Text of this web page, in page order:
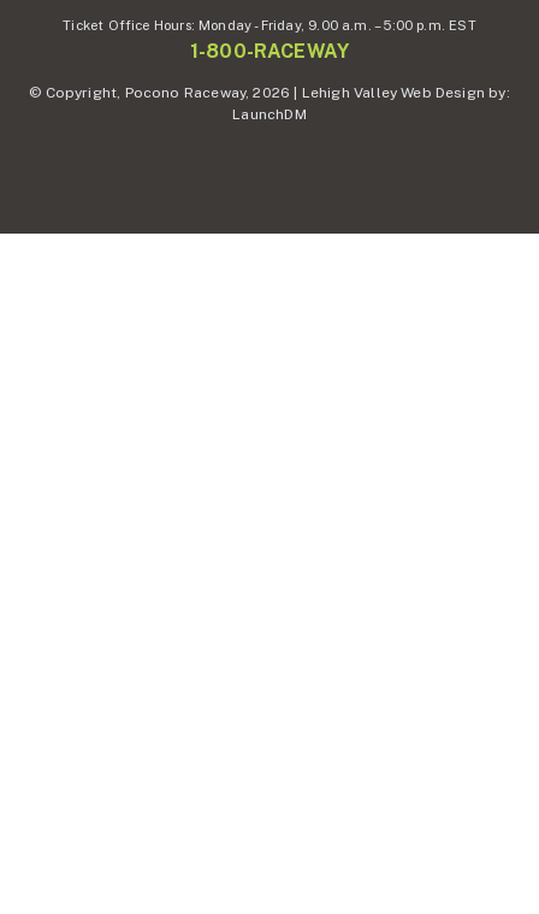
Ticket Office Hours: Monday - Friday, 9.00 a.m. – 5:00 p.m. EST
1-800-RACEWAY
© Copyright, Pocono Raceway, 2026 | Lehigh Valley Web Design by:
LaunchDM